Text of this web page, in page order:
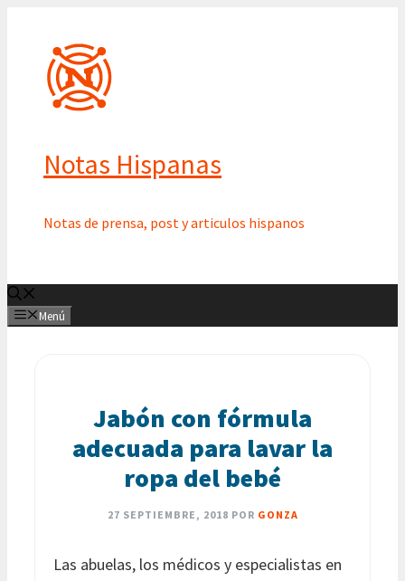
contenido
Notas Hispanas
Notas de prensa, post y articulos hispanos
Menú
Jabón con fórmula
adecuada para lavar la
ropa del bebé
27 SEPTIEMBRE, 2018 POR GONZA
Las abuelas, los médicos y especialistas en